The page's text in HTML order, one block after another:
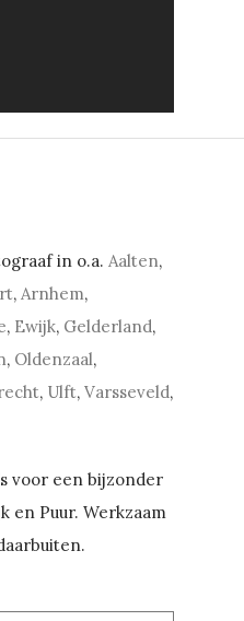
in o.a. Aalten,
, Arnhem,
, Ewijk, Gelderland,
, Oldenzaal,
, Ulft,Varsseveld,
voor een bijzonder
en Puur. Werkzaam